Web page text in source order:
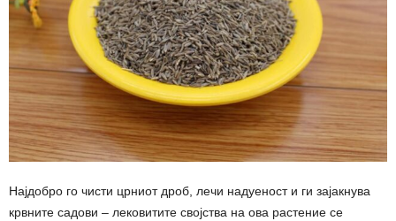
Најдобро го чисти црниот дроб, лечи надуеност и ги зајакнува
крвните садови – лековитите својства на ова растение се